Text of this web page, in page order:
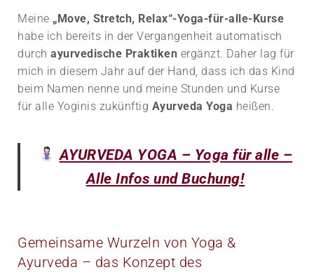
Meine „Move, Stretch, Relax“-Yoga-für-alle-Kurse
habe ich bereits in der Vergangenheit automatisch
durch ayurvedische Praktiken ergänzt. Daher lag für
mich in diesem Jahr auf der Hand, dass ich das Kind
beim Namen nenne und meine Stunden und Kurse
für alle Yoginis zukünftig Ayurveda Yoga heißen.
​AYURVEDA YOGA – Yoga für alle –
Alle Infos und Buchung!
Gemeinsame Wurzeln von Yoga &
Ayurveda – das Konzept des